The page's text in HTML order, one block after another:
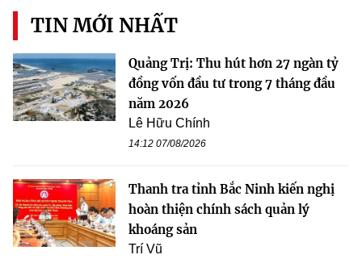
TIN MỚI NHẤT
Quảng Trị: Thu hút hơn 27 ngàn tỷ
đồng vốn đầu tư trong 7 tháng đầu
năm 2026
Lê Hữu Chính
14:12 07/08/2026
Thanh tra tỉnh Bắc Ninh kiến nghị
hoàn thiện chính sách quản lý
khoáng sản
Trí Vũ